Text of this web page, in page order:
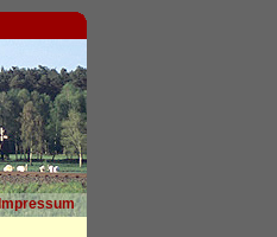
Impressum